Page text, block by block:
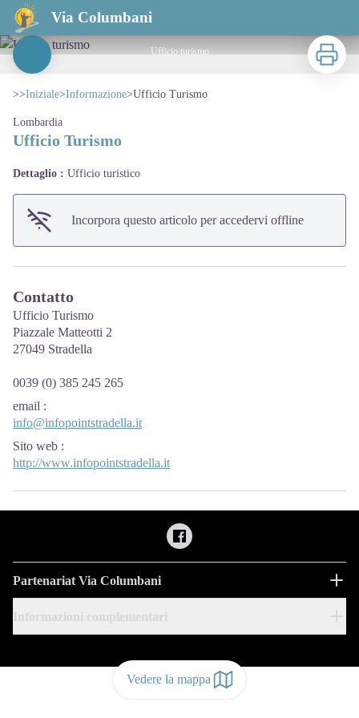
Via Columbani
Ufficio Turismo
Vedere la mappa
Ufficio turismo
Stampa
>>Iniziale>Informazione>Ufficio Turismo
Lombardia
Ufficio Turismo
Dettaglio : Ufficio turistico
Incorpora questo articolo per accedervi offline
Contatto
Ufficio Turismo
Piazzale Matteotti 2
27049 Stradella
0039 (0) 385 245 265
email :
info@infopointstradella.it
Sito web :
http://www.infopointstradella.it
Partenariat Via Columbani
Informazioni complementari